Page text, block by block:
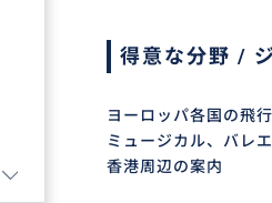
得意な分野 /
ヨーロッパ各国の飛
ミュージカル、バレ
香港周辺の案内